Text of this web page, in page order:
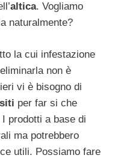
altica. Vogliamo
naturalmente?
la cui infestazione
non è
vi è bisogno di
per far si che
prodotti a base di
ma potrebbero
utili. Possiamo fare